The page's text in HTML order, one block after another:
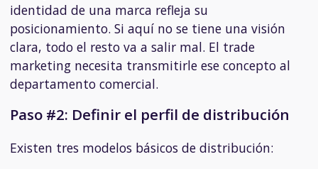
identidad de una marca refleja su
posicionamiento. Si aquí no se tiene una visión
clara, todo el resto va a salir mal. El trade
marketing necesita transmitirle ese concepto al
departamento comercial.
Paso #2: Definir el perfil de distribución
Existen tres modelos básicos de distribución: